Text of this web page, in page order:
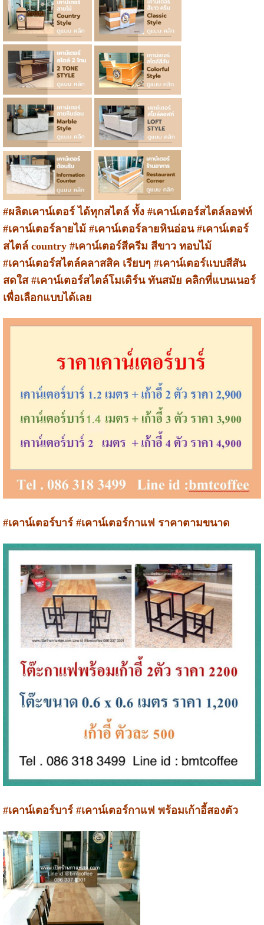
#ผลิตเคาน์เตอร์ ได้ทุกสไตล์ ทั้ง #เคาน์เตอร์สไตล์ลอฟท์
#เคาน์เตอร์ลายไม้ #เคาน์เตอร์ลายหินอ่อน #เคาน์เตอร์
สไตล์ country #เคาน์เตอร์สีครีม สีขาว ทอบไม้
#เคาน์เตอร์สไตล์คลาสสิค เรียบๆ #เคาน์เตอร์แบบสีสัน
สดใส #เคาน์เตอร์สไตล์โมเดิร์น ทันสมัย คลิกที่แบนเนอร์
เพื่อเลือกแบบได้เลย
#เคาน์เตอร์บาร์ #เคาน์เตอร์กาแฟ ราคาตามขนาด
#เคาน์เตอร์บาร์ #เคาน์เตอร์กาแฟ พร้อมเก้าอี้สองตัว